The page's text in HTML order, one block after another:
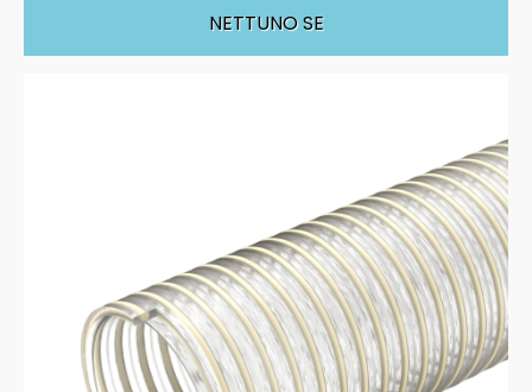
NETTUNO SE